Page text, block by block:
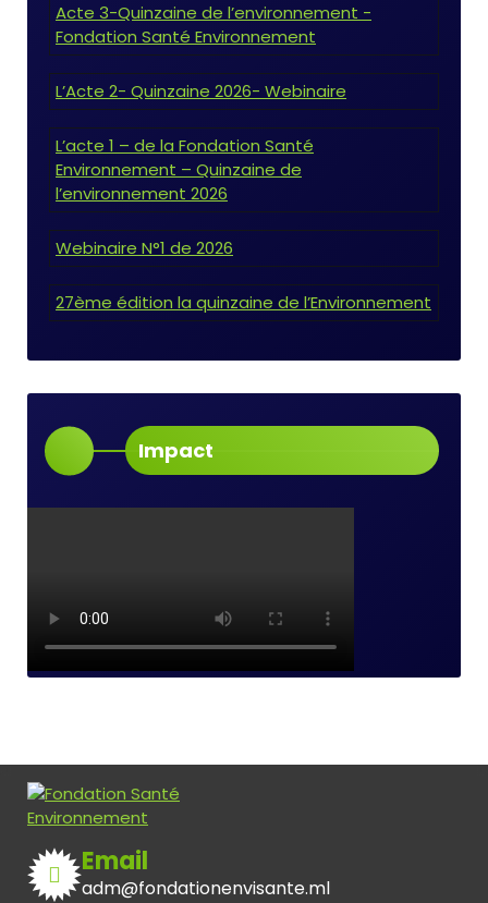
Acte 3-Quinzaine de l’environnement -
Fondation Santé Environnement
L’Acte 2- Quinzaine 2026- Webinaire
L’acte 1 – de la Fondation Santé
Environnement – Quinzaine de
l’environnement 2026
Webinaire N°1 de 2026
27ème édition la quinzaine de l’Environnement
Impact
Email
adm@fondationenvisante.ml